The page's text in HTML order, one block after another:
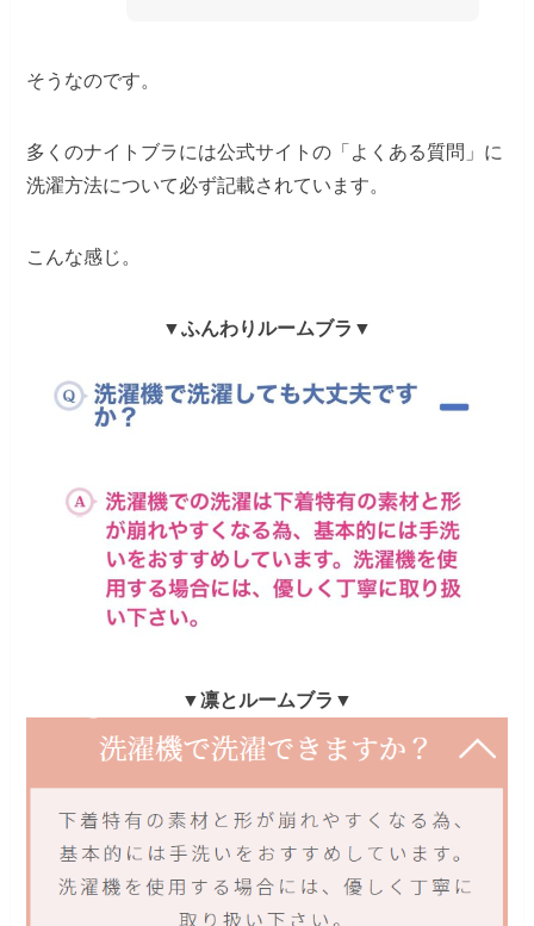
そうなのです。
多くのナイトブラには公式サイトの「よくある質問」に
洗濯方法について必ず記載されています。
こんな感じ。
▼ふんわりルームブラ▼
▼凛とルームブラ▼